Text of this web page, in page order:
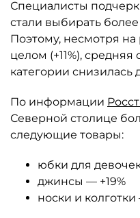
Специалисты
стали выбирать
Поэтому, несмотря на
целом (+11%),
категории снизилась
По информации
Северной столице
следующие товары:
юбки для
джинсы — +19%
носки и колготки